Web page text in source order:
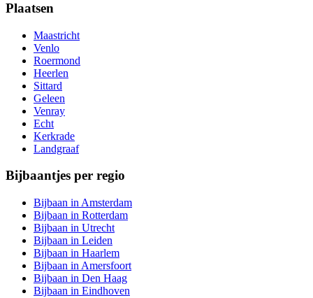
Plaatsen
Maastricht
Venlo
Roermond
Heerlen
Sittard
Geleen
Venray
Echt
Kerkrade
Landgraaf
Bijbaantjes per regio
Bijbaan in Amsterdam
Bijbaan in Rotterdam
Bijbaan in Utrecht
Bijbaan in Leiden
Bijbaan in Haarlem
Bijbaan in Amersfoort
Bijbaan in Den Haag
Bijbaan in Eindhoven